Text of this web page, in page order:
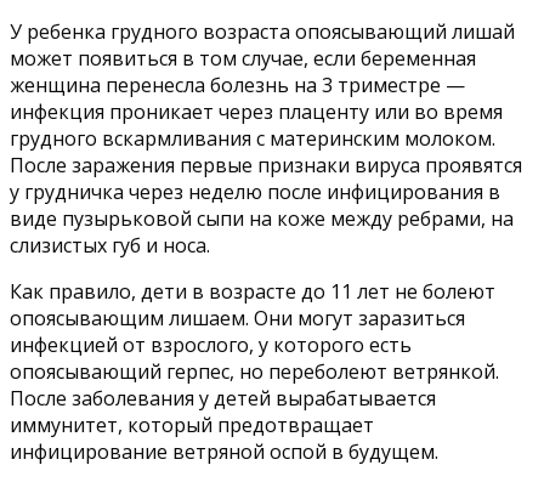
У ребенка грудного возраста опоясывающий лишай
может появиться в том случае, если беременная
женщина перенесла болезнь на 3 триместре —
инфекция проникает через плаценту или во время
грудного вскармливания с материнским молоком.
После заражения первые признаки вируса проявятся
у грудничка через неделю после инфицирования в
виде пузырьковой сыпи на коже между ребрами, на
слизистых губ и носа.
Как правило, дети в возрасте до 11 лет не болеют
опоясывающим лишаем. Они могут заразиться
инфекцией от взрослого, у которого есть
опоясывающий герпес, но переболеют ветрянкой.
После заболевания у детей вырабатывается
иммунитет, который предотвращает
инфицирование ветряной оспой в будущем.